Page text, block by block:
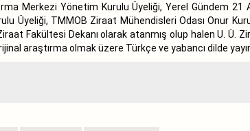
Merkezi Yönetim Kurulu Üyeliği, Yerel Gündem 21
Üyeliği, TMMOB Ziraat Mühendisleri Odası Onur
Ziraat Fakültesi Dekanı olarak atanmış olup halen U. Ü.
araştırma olmak üzere Türkçe ve yabancı dilde